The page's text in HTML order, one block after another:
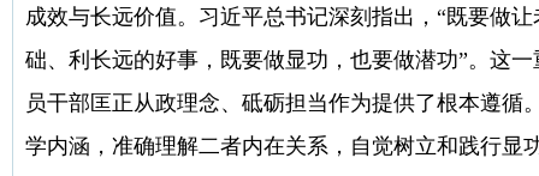
成效与长远价值。习近平总书记深刻指出，“既要做
础、利长远的好事，既要做显功，也要做潜功”。这
员干部匡正从政理念、砥砺担当作为提供了根本遵
学内涵，准确理解二者内在关系，自觉树立和践行